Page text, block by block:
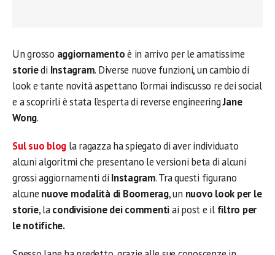
Un grosso aggiornamentoè in arrivo per le amatissime
storiedi Instagram. Diverse nuove funzioni, un cambio di
look e tante novità aspettano l’ormai indiscusso re dei social
e a scoprirli è stata l’esperta di reverse engineeringJane
Wong.
Sul suo blog la ragazza ha spiegato di aver individuato
alcuni algoritmi che presentano le versioni beta di alcuni
grossi aggiornamenti di Instagram. Tra questi figurano
alcune nuove modalità di Boomerag, un nuovo look per le
storie, lacondivisione dei commentiai post e il filtro per
le notifiche.